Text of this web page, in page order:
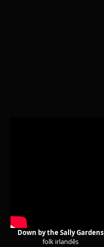
Down by the Sally Gardens
folk irlandês